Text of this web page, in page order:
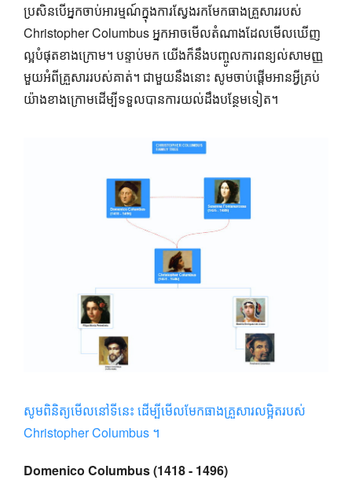
ប្រសិនបើអ្នកចាប់អារម្មណ៍ក្នុងការស្វែងរកមែកធាងគ្រួសាររបស់
Christopher Columbus អ្នកអាចមើលតំណាងដែលមើលឃើញ
ល្អបំផុតខាងក្រោម។ បន្ទាប់​មក យើង​ក៏​នឹង​បញ្ចូល​ការ​ពន្យល់​សាមញ្ញ​
មួយ​អំពី​គ្រួសារ​របស់​គាត់។ ជា​មួយ​នឹង​នោះ សូម​ចាប់​ផ្តើម​អាន​អ្វី​គ្រប់​
យ៉ាង​ខាង​ក្រោម​ដើម្បី​ទទួល​បាន​ការ​យល់​ដឹង​បន្ថែម​ទៀត។
សូមពិនិត្យមើលនៅទីនេះ ដើម្បីមើលមែកធាងគ្រួសារលម្អិតរបស់
Christopher Columbus ។
Domenico Columbus (1418 - 1496)